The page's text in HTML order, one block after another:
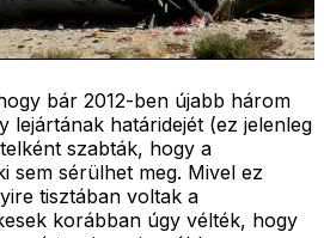
bár 2012-ben újabb három
lejártának határidejét (ez jelenleg
szabták, hogy a
sem sérülhet meg. Mivel ez
tisztában voltak a
korábban úgy vélték, hogy